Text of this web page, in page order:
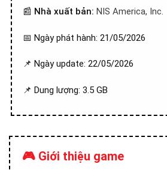
📰 Nhà xuất bản: NIS America, Inc.
📅 Ngày phát hành: 21/05/2026
📌 Ngày update: 22/05/2026
📌 Dung lượng: 3.5 GB
🎮 Giới thiệu game